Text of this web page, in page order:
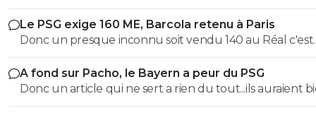
Raymond Q qui a un traumatisme de l enfance lié à ces
derniers; pour le soutenir, vous pouvez adhérer à son
association se prétendant faire partie d’une « élite »
se refusant catégoriquement l utilisation d emojis bien
populaire à son goût et surtout incompréhensible
gros globes oculaires de sardine. Cordialement.
Le PSG exige 160 ME, Barcola retenu à Paris
Donc un presque inconnu soit vendu 140 au Réal c'est
normal et un double détenteur de la LDC soit à un
faiblard normal ?? Messieurs les anglais allez vous faire
A fond sur Pacho, le Bayern a peur du PSG
Donc un article qui ne sert a rien du tout...ils auraient
voulu mais finalement non...je peux en écrire 200 des